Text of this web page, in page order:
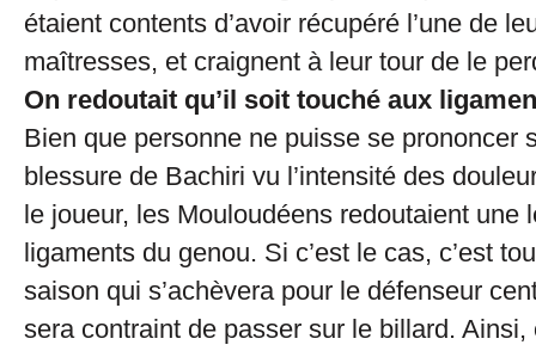
étaient contents d’avoir récupéré l’une de
maîtresses, et craignent à leur tour de le
On redoutait qu’il soit touché aux
Bien que personne ne puisse se prononcer
blessure de Bachiri vu l’intensité des
le joueur, les Mouloudéens redoutaient une
ligaments du genou. Si c’est le cas, c’est
saison qui s’achèvera pour le défenseur
sera contraint de passer sur le billard.